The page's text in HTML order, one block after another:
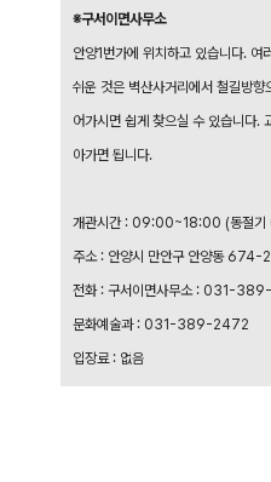
※구서이면사무소
안양1번가에 위치하고 있습니다. 여
쉬운 것은 벽산사거리에서 철길방
어가시면 쉽게 찾으실 수 있습니다.
아가면 됩니다.
개관시간 : 09:00~18:00 (동절
주소 : 안양시 만안구 안양동 674-
전화 : 구서이면사무소 : 031-
문화예술과 : 031-389-2472
입장료 : 없음